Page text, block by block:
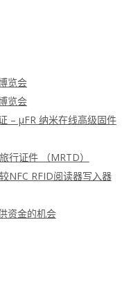
览会
览会
– μFR 纳米在线高级固件
行证件 （MRTD）
NFC RFID阅读器写入器
资金的机会